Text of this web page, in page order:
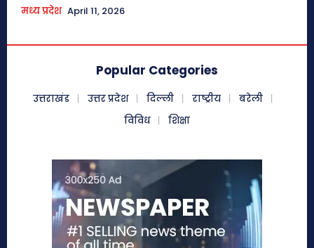
मध्य प्रदेश April 11, 2026
Popular Categories
उत्तराखंड उत्तर प्रदेश दिल्ली राष्ट्रीय
बरेली
विविध
शिक्षा